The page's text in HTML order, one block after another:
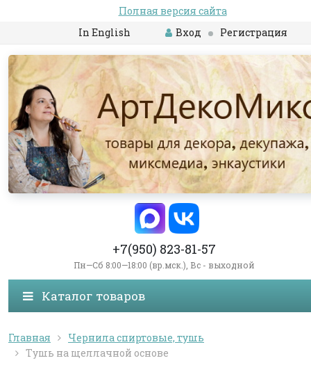
Полная версия сайта
In English
Вход Регистрация
+7(950) 823-81-57
Пн—Сб 8:00—18:00 (вр.мск.), Вс - выходной
Каталог товаров
Главная
Чернила спиртовые, тушь
Тушь на щеллачной основе